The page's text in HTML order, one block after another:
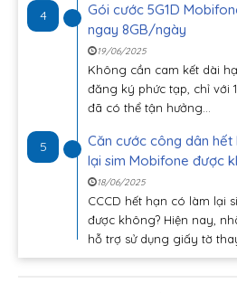
4
Gói cước 5G1D
ngay 8GB/ngày
19/06/2025
Không cần cam kết dài
đăng ký phức tạp, chỉ với
đã có thể tận hưởng...
5
Căn cước công dân hết
lại sim Mobifone được
18/06/2025
CCCD hết hạn có làm lại
được không? Hiện nay,
hỗ trợ sử dụng giấy tờ